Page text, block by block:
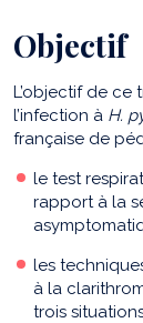
Objectif
L’objectif de ce
l’infection à H.
française de
le test
rapport à la
les
à la
trois